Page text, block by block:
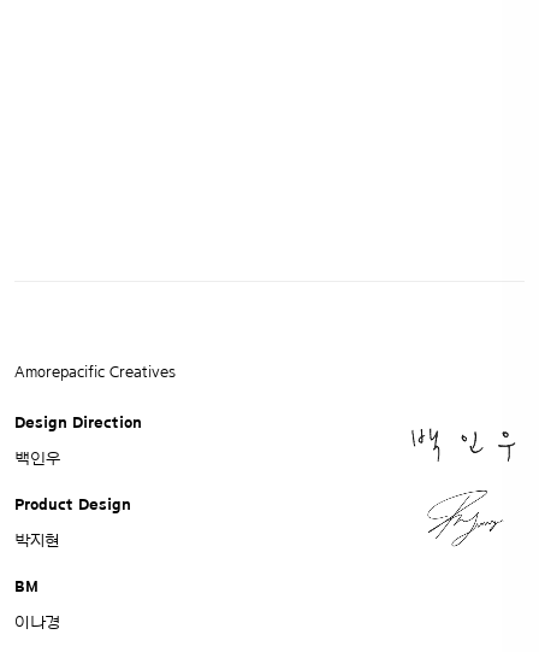
Amorepacific Creatives
Design Direction
백인우
Product Design
박지현
BM
이나경